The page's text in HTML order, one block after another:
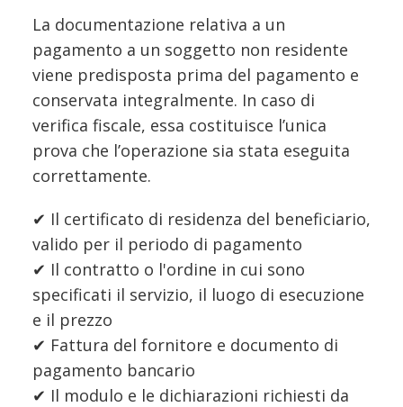
La documentazione relativa a un
pagamento a un soggetto non residente
viene predisposta prima del pagamento e
conservata integralmente. In caso di
verifica fiscale, essa costituisce l’unica
prova che l’operazione sia stata eseguita
correttamente.
✔ Il certificato di residenza del beneficiario,
valido per il periodo di pagamento
✔ Il contratto o l'ordine in cui sono
specificati il servizio, il luogo di esecuzione
e il prezzo
✔ Fattura del fornitore e documento di
pagamento bancario
✔ Il modulo e le dichiarazioni richiesti da